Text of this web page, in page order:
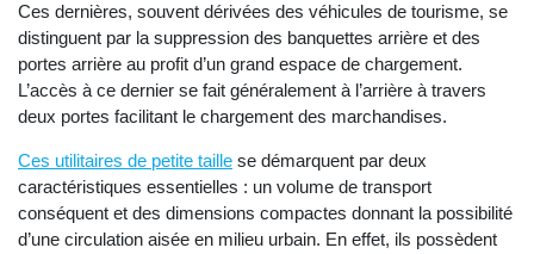
Ces dernières, souvent dérivées des véhicules de tourisme, se
distinguent par la suppression des banquettes arrière et des
portes arrière au profit d’un grand espace de chargement.
L’accès à ce dernier se fait généralement à l’arrière à travers
deux portes facilitant le chargement des marchandises.
Ces utilitaires de petite taille se démarquent par deux
caractéristiques essentielles : un volume de transport
conséquent et des dimensions compactes donnant la possibilité
d’une circulation aisée en milieu urbain. En effet, ils possèdent